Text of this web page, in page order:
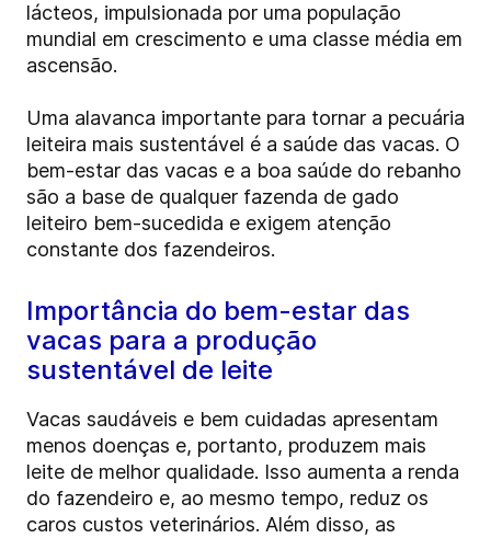
lácteos, impulsionada por uma população
mundial em crescimento e uma classe média em
ascensão.
Uma alavanca importante para tornar a pecuária
leiteira mais sustentável é a saúde das vacas. O
bem-estar das vacas e a boa saúde do rebanho
são a base de qualquer fazenda de gado
leiteiro bem-sucedida e exigem atenção
constante dos fazendeiros.
Importância do bem-estar das
vacas para a produção
sustentável de leite
Vacas saudáveis e bem cuidadas apresentam
menos doenças e, portanto, produzem mais
leite de melhor qualidade. Isso aumenta a renda
do fazendeiro e, ao mesmo tempo, reduz os
caros custos veterinários. Além disso, as